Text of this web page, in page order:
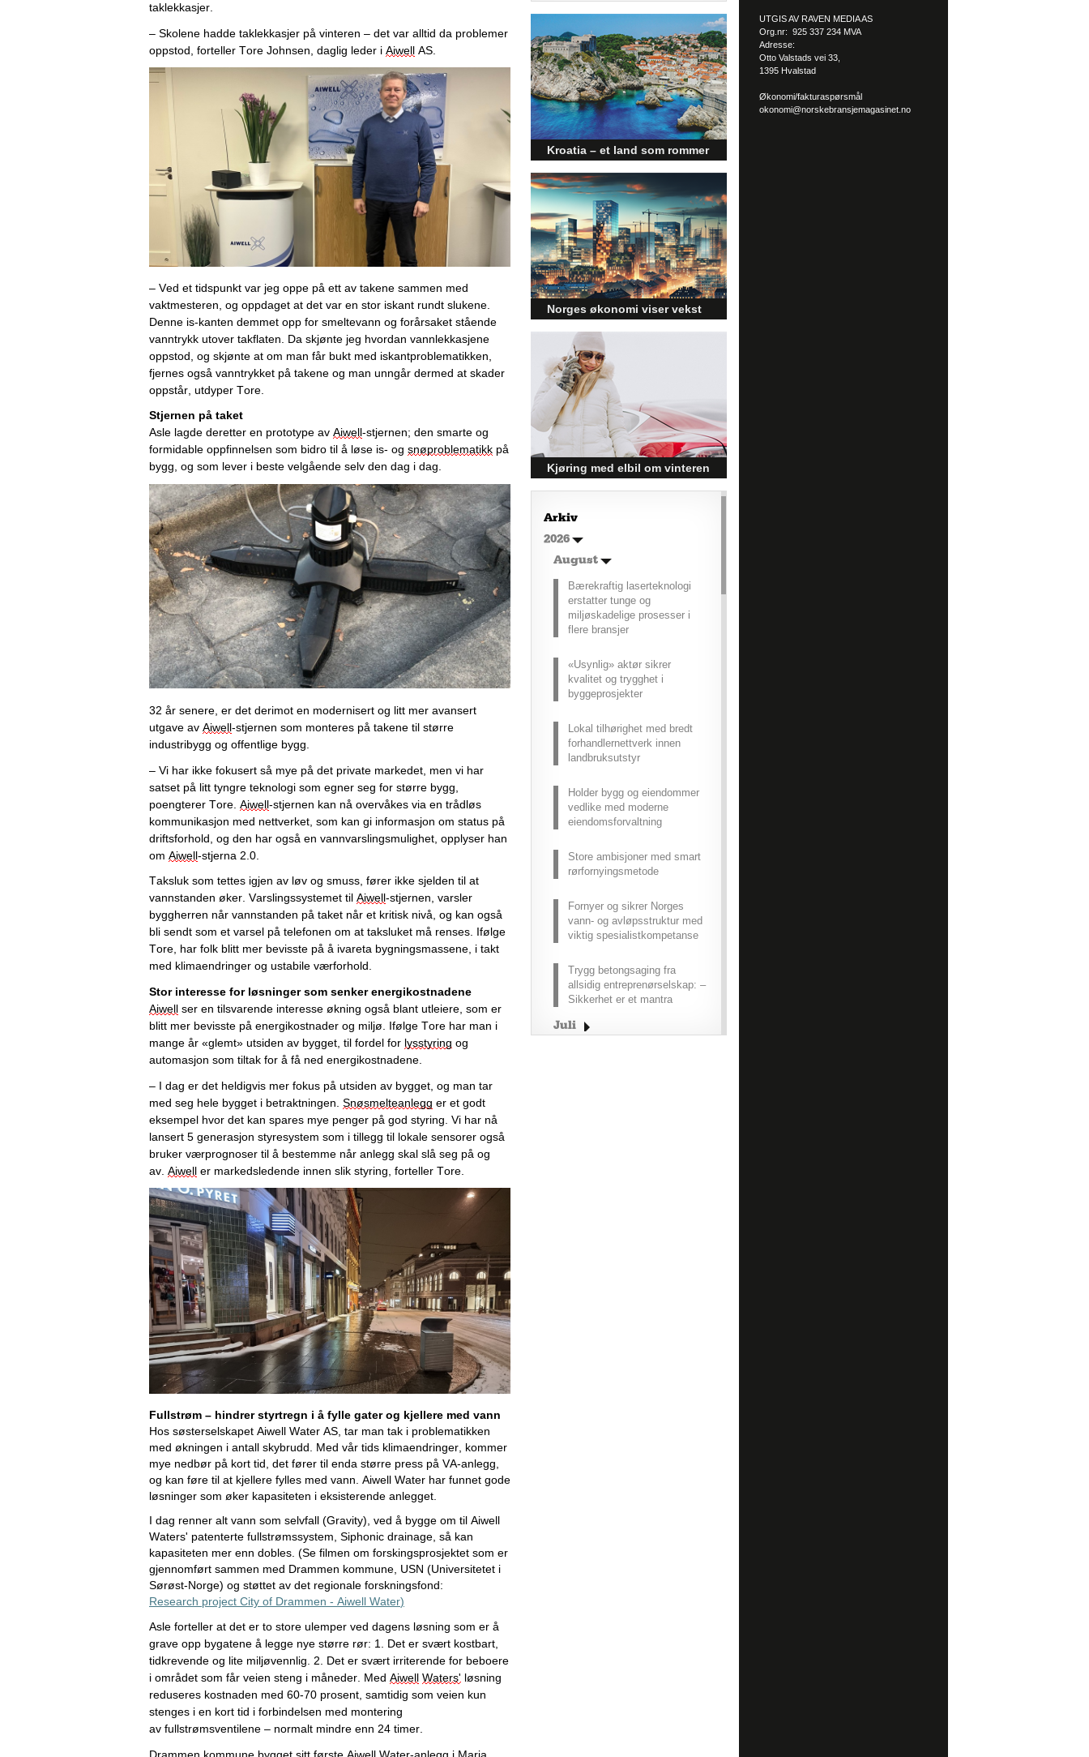
taklekkasjer
– Skolene hadde taklekkasjer på vinteren – det var alltid da problemer
oppstod, forteller Tore Johnsen, daglig leder i Aiwell AS.
– Ved et tidspunkt var jeg oppe på ett av takene sammen med
vaktmesteren, og oppdaget at det var en stor iskant rundt slukene
Denne is-kanten demmet opp for smeltevann og forårsaket stående
vanntrykk utover takflaten. Da skjønte jeg hvordan vannlekkasjene
oppstod, og skjønte at om man får bukt med iskantproblematikken,
fjernes også vanntrykket på takene og man unngår dermed at skader
oppstår, utdyper Tore.
Stjernen på taket
Asle lagde deretter en prototype av Aiwell-stjernen; den smarte og
formidable oppfinnelsen som bidro til å løse is- og snøproblematikk på
bygg, og som lever i beste velgående selv den dag i dag.
32 år senere, er det derimot en modernisert og litt mer avansert
utgave av Aiwell-stjernen som monteres på takene til større
industribygg og offentlige bygg.
– Vi har ikke fokusert så mye på det private markedet, men vi har
satset på litt tyngre teknologi som egner seg for større bygg,
poengterer Tore. Aiwell-stjernen kan nå overvåkes via en trådløs
kommunikasjon med nettverket, som kan gi informasjon om status på
driftsforhold, og den har også en vannvarslingsmulighet, opplyser han
om Aiwell-stjerna 2.0.
Taksluk som tettes igjen av løv og smuss, fører ikke sjelden til at
vannstanden øker. Varslingssystemet til Aiwell-stjernen, varsler
byggherren når vannstanden på taket når et kritisk nivå, og kan også
bli sendt som et varsel på telefonen om at taksluket må renses. Ifølge
Tore, har folk blitt mer bevisste på å ivareta bygningsmassene, i takt
med klimaendringer og ustabile værforhold.
Stor interesse for løsninger som senker energikostnadene
Aiwell ser en tilsvarende interesse økning også blant utleiere, som er
blitt mer bevisste på energikostnader og miljø. Ifølge Tore har man i
mange år «glemt» utsiden av bygget, til fordel for lysstyring og
automasjon som tiltak for å få ned energikostnadene.
– I dag er det heldigvis mer fokus på utsiden av bygget, og man tar
med seg hele bygget i betraktningen. Snøsmelteanlegg er et godt
eksempel hvor det kan spares mye penger på god styring Vi har nå
lansert 5 generasjon styresystem som i tillegg til lokale sensorer også
bruker værprognoser til å bestemme når anlegg skal slå seg på og
av. Aiwell er markedsledende innen slik styring forteller Tore.
Fullstrøm – hindrer styrtregn i å fylle gater og kjellere med vann
Hos søsterselskapet Aiwell Water AS, tar man tak i problematikken
med økningen i antall skybrudd. Med vår tids klimaendringer, kommer
mye nedbør på kort tid, det fører til enda større press på VA-anlegg,
og kan føre til at kjellere fylles med vann. Aiwell Water har funnet gode
løsninger som øker kapasiteten i eksisterende anlegget.
I dag renner alt vann som selvfall (Gravity), ved å bygge om til Aiwell
Waters' patenterte fullstrømssystem, Siphonic drainage, så kan
kapasiteten mer enn dobles. (Se filmen om forskingsprosjektet som er
gjennomført sammen med Drammen kommune, USN (Universitetet i
Research project City of Drammen - Aiwell Water)
Asle forteller at det er to store ulemper ved dagens løsning som er å
grave opp bygatene å legge nye større rør: 1
Det er svært kostbart,
tidkrevende og lite miljøvennlig. 2
Det er svært irriterende for beboere
i området som får veien steng i måneder. Med Aiwell Waters' løsning
reduseres kostnaden med 60-70 prosent, samtidig som veien kun
stenges i en kort tid i forbindelsen med montering
av fullstrømsventilene – normalt mindre enn 24 timer.
Drammen kommune bygget sitt første Aiwell Water-anlegg i Maria
Kroatia – et land som rommer
mer enn kysten
Kroatia forbindes ofte med sol,
bading og klart hav, men landet
har langt flere sider enn det
førsteinntrykket mange sitter igjen
med.
Norges økonomi viser vekst
og påvirker byggebransjen
Den norske økonomien har vist
jevn vekst de siste tre kvartalene,
noe som skaper optimisme på
tvers av ulike sektorer.
Byggebransjen er spesielt godt
posisjonert til å dra nytte av denne
økonomiske oppgangen.
Kjøring med elbil om vinteren
– hvordan få bedre
rekkevidde?
Elbiler (EV) representerer
fremtiden for transport, men deres
effektivitet under utfordrende
utfordring.
Arkiv
2026
August
Bærekraftig laserteknologi
erstatter tunge og
miljøskadelige prosesser i
flere bransjer
«Usynlig» aktør sikrer
kvalitet og trygghet i
byggeprosjekter
Lokal tilhørighet med bredt
forhandlernettverk innen
landbruksutstyr
Holder bygg og eiendommer
vedlike med moderne
eiendomsforvaltning
Store ambisjoner med smart
rørfornyingsmetode
Fornyer og sikrer Norges
vann- og avløpsstruktur med
viktig spesialistkompetanse
Trygg betongsaging fra
allsidig entreprenørselskap: –
Sikkerhet er et mantra
Juli
UTGIS AV RAVEN MEDIA AS
Org.nr: 925 337 234 MVA
Adresse:
Otto Valstads vei 33,
1395 Hvalstad
Økonomi/fakturaspørsmål
okonomi@norskebransjemagasinet.no